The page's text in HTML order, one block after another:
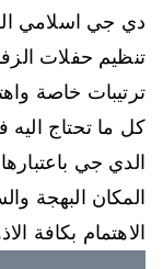
دي جي اسلامي
تنظيم حفلات
ترتيبات خاصة
كل ما تحتاج
الدي جي
المكان البهجة
الاهتمام بكافة